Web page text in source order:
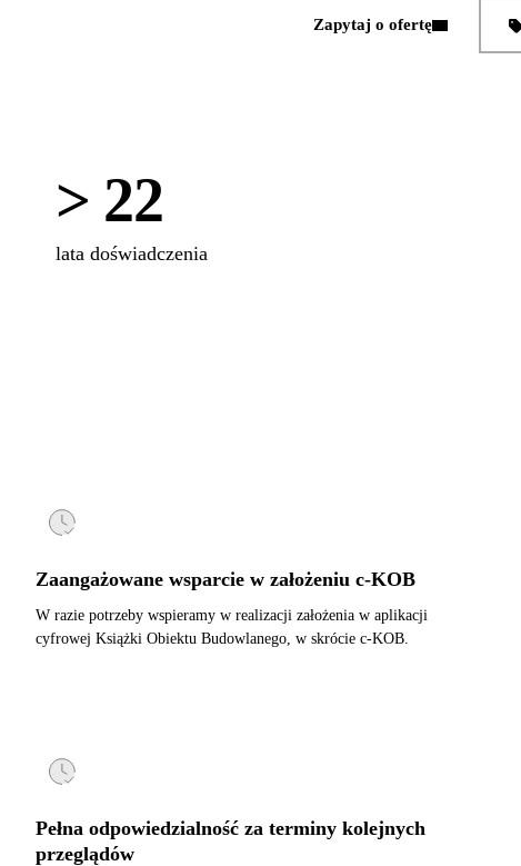
Zapytaj o ofertę
> 22
lata doświadczenia
Zaangażowane wsparcie w założeniu c-KOB
W razie potrzeby wspieramy w realizacji założenia w aplikacji
cyfrowej Książki Obiektu Budowlanego, w skrócie c-KOB.
Pełna odpowiedzialność za terminy kolejnych
przeglądów